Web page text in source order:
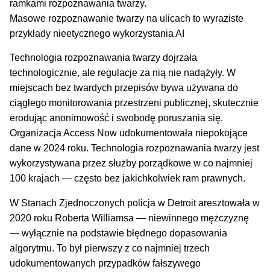
Masowe rozpoznawanie twarzy na ulicach to wyraziste
przykłady nieetycznego wykorzystania AI
Technologia rozpoznawania twarzy dojrzała
technologicznie, ale regulacje za nią nie nadążyły. W
miejscach bez twardych przepisów bywa używana do
ciągłego monitorowania przestrzeni publicznej, skutecznie
erodując anonimowość i swobodę poruszania się.
Organizacja Access Now udokumentowała niepokojące
dane w 2024 roku. Technologia rozpoznawania twarzy jest
wykorzystywana przez służby porządkowe w co najmniej
100 krajach — często bez jakichkolwiek ram prawnych.
W Stanach Zjednoczonych policja w Detroit aresztowała w
2020 roku Roberta Williamsa — niewinnego mężczyznę
— wyłącznie na podstawie błędnego dopasowania
algorytmu. To był pierwszy z co najmniej trzech
udokumentowanych przypadków fałszywego